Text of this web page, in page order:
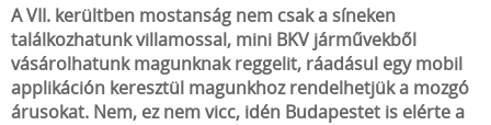
A VII. kerültben mostanság nem csak a síneken
találkozhatunk villamossal, mini BKV járművekből
vásárolhatunk magunknak reggelit, ráadásul egy mobil
applikáción keresztül magunkhoz rendelhetjük a mozgó
árusokat. Nem, ez nem vicc, idén Budapestet is elérte a